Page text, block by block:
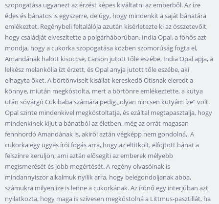
szopogatása ugyanezt az érzést képes kiváltatni az emberből. Az íze
édes és bánatos is egyszerre, de úgy, hogy mindenkit a saját bánatára
emlékeztet. Regénybeli feltalálója azután kísérletezte ki az összetevőit,
hogy családját elveszítette a polgárháborúban. India Opal, a főhős azt
mondja, hogy a cukorka szopogatása közben szomorúság fogta el,
Amandának halott kisöccse, Carson jutott tőle eszébe, India Opal apja, a
lelkész melankólia ízt érzett, és Opal anyja jutott tőle eszébe, aki
elhagyta őket. A börtönviselt kisállat-kereskedő Otisnak eleredt a
könnye, miután megkóstolta, mert a börtönre emlékeztette, a kutya
után sóvárgó Cukibaba számára pedig „olyan nincsen kutyám íze” volt.
Opal szinte mindenkivel megkóstoltatja, és ezáltal megtapasztalja, hogy
mindenkinek kijut a bánatból az életben, még az orrát magasan
fennhordó Amandának is, akiről aztán végképp nem gondolná,. A
cukorka egy ügyes írói fogás arra, hogy az eltitkolt, elfojtott bánat a
felszínre kerüljön, ami aztán elősegíti az emberek mélyebb
megismerését és jobb megértését. A regény olvasóinak is
mindannyiszor alkalmuk nyílik arra, hogy belegondoljanak abba,
számukra milyen íze is lenne a cukorkának. Az írónő egy interjúban azt
nyilatkozta, hogy maga is szívesen megkóstolná a Littmus-pasztillát, ha